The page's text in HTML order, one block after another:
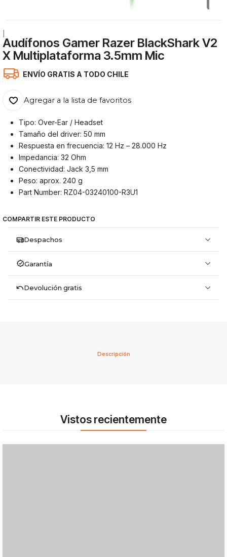
Audífonos Gamer Razer BlackShark V2
X Multiplataforma 3.5mm Mic
ENVÍO GRATIS A TODO CHILE
Agregar a la lista de favoritos
Tipo: Over-Ear / Headset
Tamaño del driver: 50 mm
Respuesta en frecuencia: 12 Hz – 28.000 Hz
Impedancia: 32 Ohm
Conectividad: Jack 3,5 mm
Peso: aprox. 240 g
Part Number: RZ04-03240100-R3U1
COMPARTIR ESTE PRODUCTO
Despachos
Garantía
Devolución gratis
Descripción
Vistos recientemente